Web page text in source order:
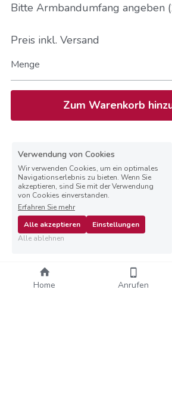
Bitte Armbandumfang angeben
Preis inkl. Versand
Menge
Zum Warenkorb
Home Anrufen
Verwendung von Cookies
Wir verwenden Cookies, um ein optimales
Navigationserlebnis zu bieten. Wenn Sie
akzeptieren, sind Sie mit der Verwendung
von Cookies einverstanden.
Erfahren Sie mehr
Alle akzeptieren
Einstellungen
Alle ablehnen